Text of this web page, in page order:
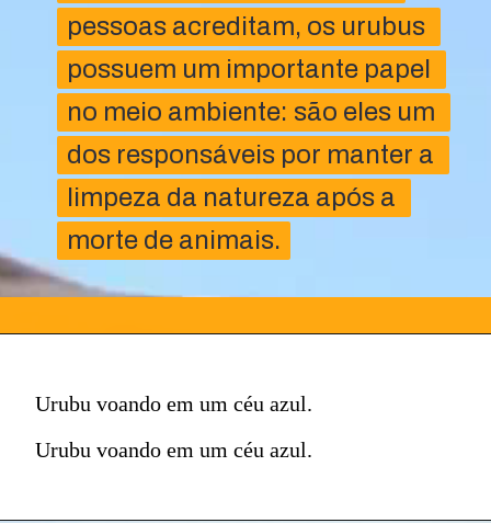
pessoas acreditam, os urubus
possuem um importante papel
no meio ambiente: são eles um
dos responsáveis por manter a
limpeza da natureza após a
morte de animais.
pessoas acreditam, os urubus
possuem um importante papel
no meio ambiente: são eles um
dos responsáveis por manter a
limpeza da natureza após a
morte de animais.
Urubu voando em um céu azul.
Urubu voando em um céu azul.